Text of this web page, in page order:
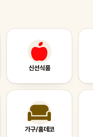
신선식품
가구/홈데코